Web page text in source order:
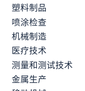
塑料制品
喷涂检查
机械制造
医疗技术
测量和测试技术
金属生产